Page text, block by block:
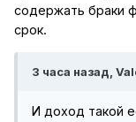
содержать браки
срок.
3 часа назад,
И доход такой